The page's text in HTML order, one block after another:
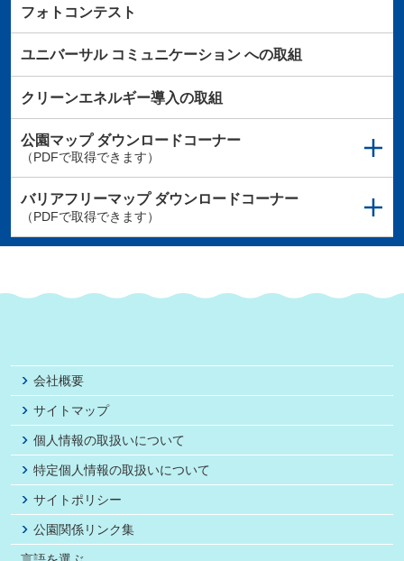
フォトコンテスト
ユニバーサルコミュニケーションへの取組
クリーンエネルギー導入の取組
公園マップダウンロードコーナー
（PDFで取得できます）
バリアフリーマップダウンロードコーナー
（PDFで取得できます）
会社概要
サイトマップ
個人情報の取扱いについて
特定個人情報の取扱いについて
サイトポリシー
公園関係リンク集